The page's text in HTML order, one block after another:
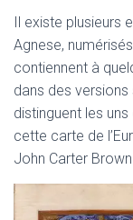
Il existe plusieurs
Agnese,
contiennent à
dans des
distinguent les
cette carte de
John Carter